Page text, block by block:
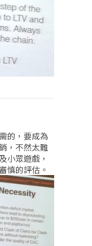
的，要成為
，不然太難
小眾遊戲，
慎的評估。